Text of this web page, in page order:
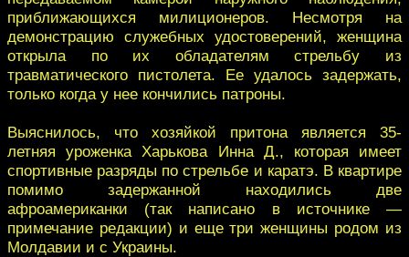
приближающихся милиционеров. Несмотря на
демонстрацию служебных удостоверений, женщина
открыла по их обладателям стрельбу из
травматического пистолета. Ее удалось задержать,
только когда у нее кончились патроны.
Выяснилось, что хозяйкой притона является 35-
летняя уроженка Харькова Инна Д., которая имеет
спортивные разряды по стрельбе и каратэ. В квартире
помимо задержанной находились две
афроамериканки (так написано в источнике —
примечание редакции) и еще три женщины родом из
Молдавии и с Украины.